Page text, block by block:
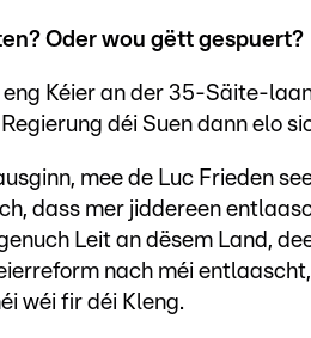
Oder wou gëtt gespuert?
eng Kéier an der 35-Säite-
déi Suen dann elo
mee de Luc Frieden
dass mer jiddereen
Leit an dësem Land,
nach méi
wéi fir déi Kleng.